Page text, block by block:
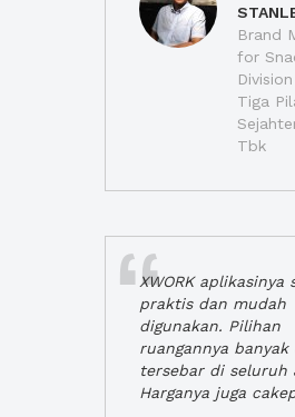
Brand
for
Tiga
Tbk
XWORK aplikasinya
praktis dan mudah
digunakan. Pilihan
ruangannya banyak
tersebar di seluruh
Harganya juga